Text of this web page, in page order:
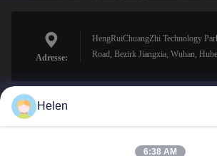
Adresse:
HengRuiChuangZhi Technology
Road, Bezirk Jiangxia, Wuhan,
sales@perfectlaser.net
Helen
6:38 AM